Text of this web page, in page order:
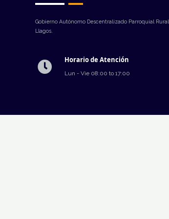
Gobierno Autónomo Descentralizado Parroquial Rural
Llagos.
Horario de Atención
Lun - Vie 08:00 to 17:00